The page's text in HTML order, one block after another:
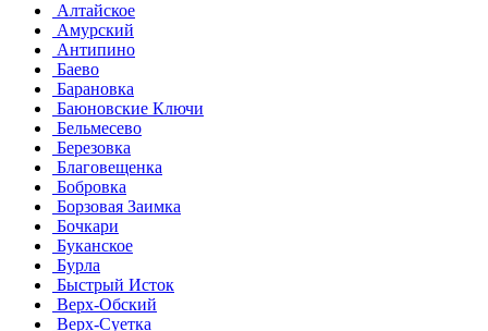
Алтайское
Амурский
Антипино
Баево
Барановка
Баюновские Ключи
Бельмесево
Березовка
Благовещенка
Бобровка
Борзовая Заимка
Бочкари
Буканское
Бурла
Быстрый Исток
Верх-Обский
Верх-Суетка